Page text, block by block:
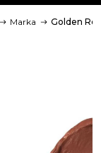
Marka Golden